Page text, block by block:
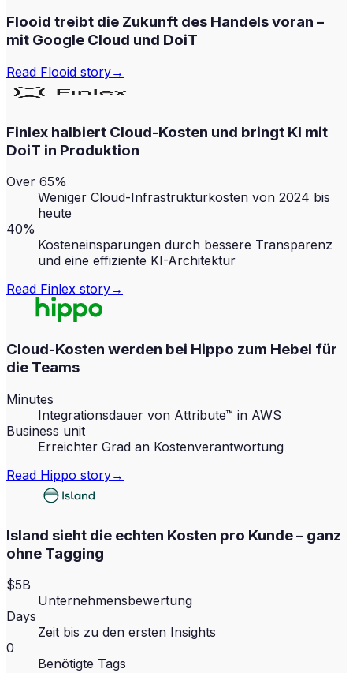
Flooid treibt die Zukunft des Handels voran –
mit Google Cloud und DoiT
Read Flooid story→
Finlex halbiert Cloud-Kosten und bringt KI mit
DoiT in Produktion
Over 65%
Weniger Cloud-Infrastrukturkosten von 2024 bis
heute
40%
Kosteneinsparungen durch bessere Transparenz
und eine effiziente KI-Architektur
Read Finlex story→
Cloud-Kosten werden bei Hippo zum Hebel für
die Teams
Minutes
Integrationsdauer von Attribute™ in AWS
Business unit
Erreichter Grad an Kostenverantwortung
Read Hippo story→
Island sieht die echten Kosten pro Kunde – ganz
ohne Tagging
$5B
Unternehmensbewertung
Days
Zeit bis zu den ersten Insights
0
Benötigte Tags